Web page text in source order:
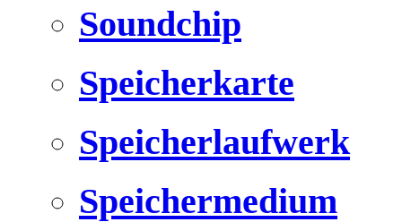
Soundchip
Speicherkarte
Speicherlaufwerk
Speichermedium